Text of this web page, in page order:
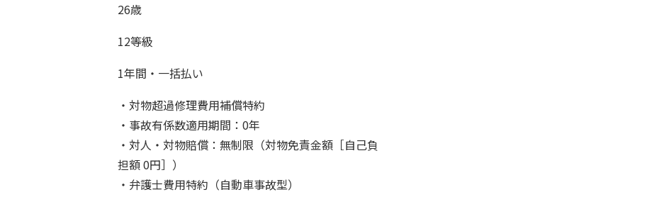
26歳
12等級
1年間・一括払い
・対物超過修理費用補償特約
・事故有係数適用期間：0年
・対人・対物賠償：無制限（対物免責金額［自己負
担額 0円］）
・弁護士費用特約（自動車事故型）